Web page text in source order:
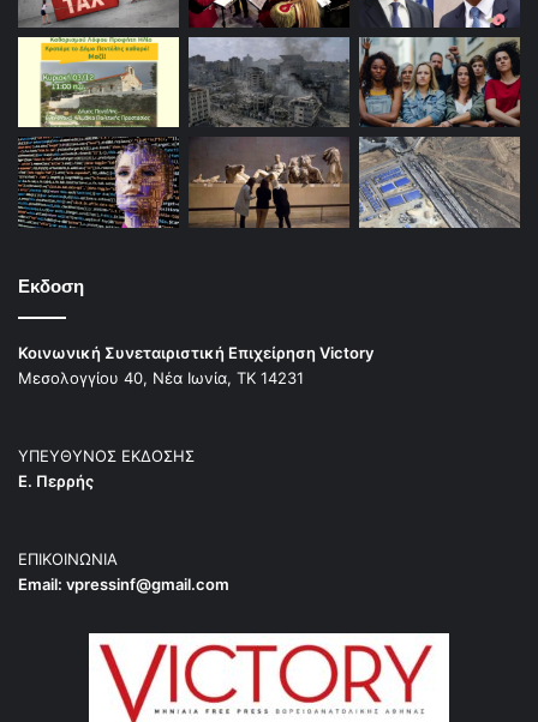
Εκδοση
Κοινωνική Συνεταιριστική Επιχείρηση Victory
Μεσολογγίου 40, Νέα Ιωνία, ΤΚ 14231
ΥΠΕΥΘΥΝΟΣ ΕΚΔΟΣΗΣ
Ε. Περρής
ΕΠΙΚΟΙΝΩΝΙΑ
Email: vpressinf@gmail.com